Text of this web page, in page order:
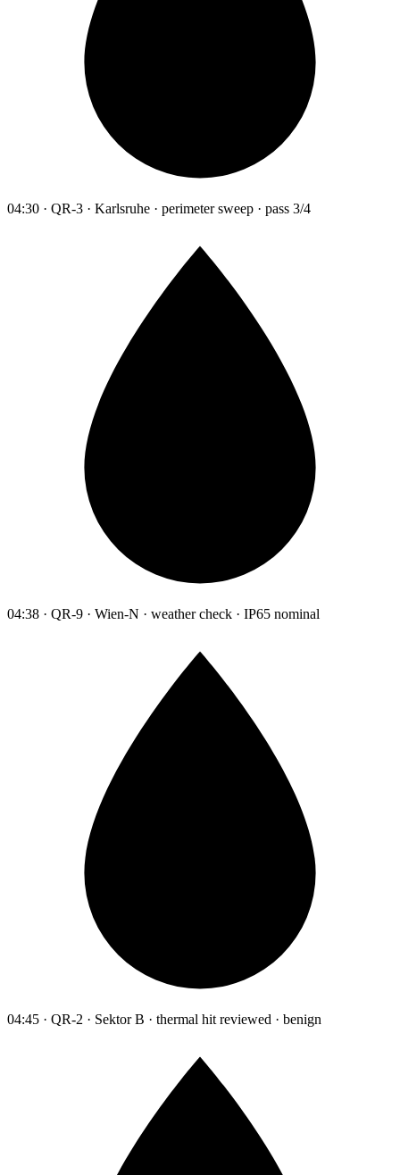
04:30 · QR-3 · Karlsruhe · perimeter sweep · pass 3/4
04:38 · QR-9 · Wien-N · weather check · IP65 nominal
04:45 · QR-2 · Sektor B · thermal hit reviewed · benign